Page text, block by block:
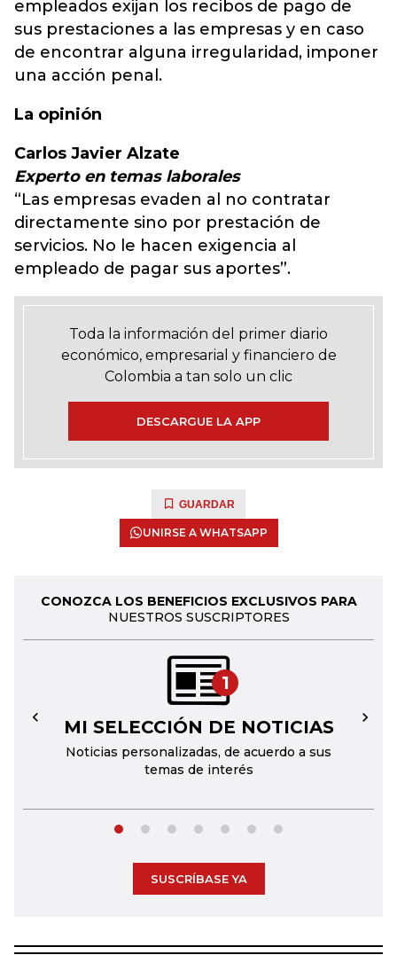
empleados exijan los recibos de pago de
sus prestaciones a las empresas y en caso
de encontrar alguna irregularidad, imponer
una acción penal.
La opinión
Carlos Javier Alzate
Experto en temas laborales
“Las empresas evaden al no contratar
directamente sino por prestación de
servicios. No le hacen exigencia al
empleado de pagar sus aportes”.
Toda la información del primer diario
económico, empresarial y financiero de
Colombia a tan solo un clic
DESCARGUE LA APP
GUARDAR
UNIRSE A WHATSAPP
CONOZCA LOS BENEFICIOS EXCLUSIVOS PARA
NUESTROS SUSCRIPTORES
1
MI SELECCIÓN DE NOTICIAS
Noticias personalizadas, de acuerdo a sus
temas de interés
← →
SUSCRÍBASE YA